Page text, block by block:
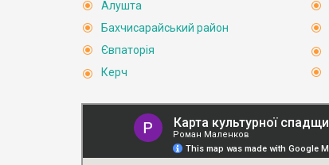
Алушта
Бахчисарайський район
Євпаторія
Керч